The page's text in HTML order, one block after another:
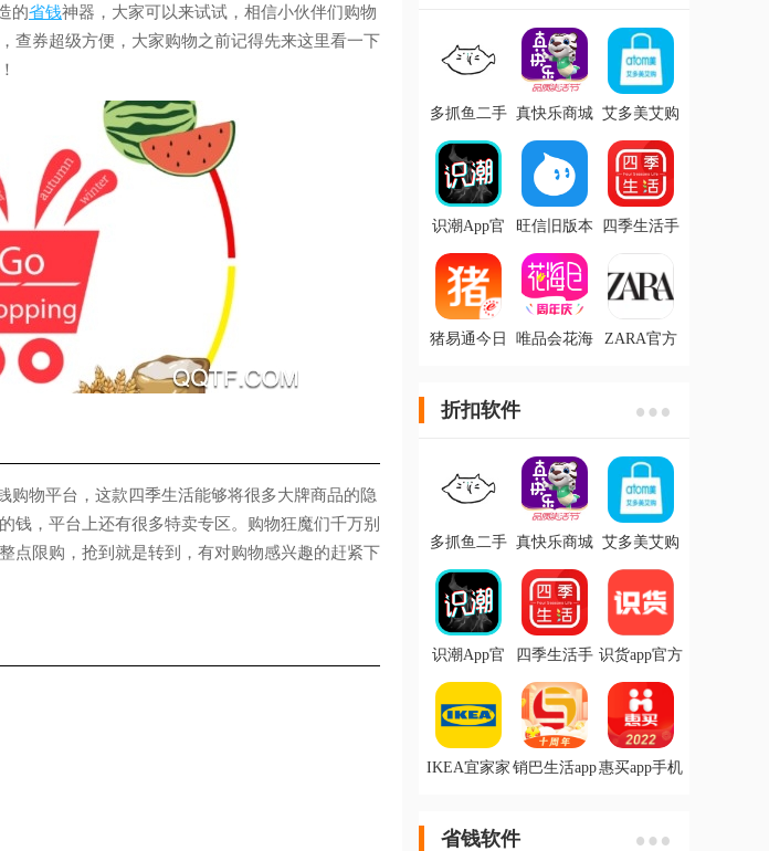
的省钱神器，大家可以来试试，相信小伙伴们购物
查券超级方便，大家购物之前记得先来这里看一下
购物平台，这款四季生活能够将很多大牌商品的隐
钱，平台上还有很多特卖专区。购物狂魔们千万别
点限购，抢到就是转到，有对购物感兴趣的赶紧下
多抓鱼二手 真快乐商城 艾多美艾购
识潮App官
旺信旧版本
四季生活手
猪易通今日
唯品会花海
ZARA官方
折扣软件
多抓鱼二手 真快乐商城 艾多美艾购
识潮App官
四季生活手 识货app官方
IKEA宜家家 销巴生活app惠买app手机
省钱软件